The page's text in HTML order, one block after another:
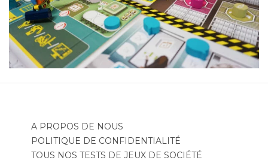
A PROPOS DE NOUS
POLITIQUE DE CONFIDENTIALITÉ
TOUS NOS TESTS DE JEUX DE SOCIÉTÉ